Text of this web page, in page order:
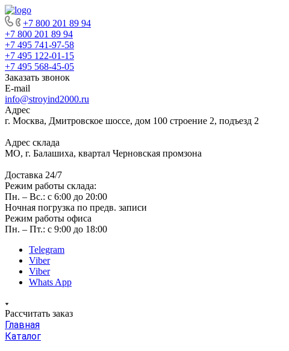
+7 800 201 89 94
+7 800 201 89 94
+7 495 741-97-58
+7 495 122-01-15
+7 495 568-45-05
Заказать звонок
E-mail
info@stroyind2000.ru
Адрес
г. Москва, Дмитровское шоссе, дом 100 строение 2, подъезд 2
Адрес склада
МО, г. Балашиха, квартал Черновская промзона
Доставка 24/7
Режим работы склада:
Пн. – Вс.: с 6:00 до 20:00
Ночная погрузка по предв. записи
Режим работы офиса
Пн. – Пт.: с 9:00 до 18:00
Telegram
Viber
Viber
Whats App
Рассчитать заказ
Главная
Каталог